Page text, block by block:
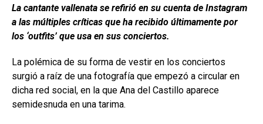
La cantante vallenata se refirió en su cuenta de Instagram
a las múltiples críticas que ha recibido últimamente por
los ‘outfits’ que usa en sus conciertos.
La polémica de su forma de vestir en los conciertos
surgió a raíz de una fotografía que empezó a circular en
dicha red social, en la que Ana del Castillo aparece
semidesnuda en una tarima.